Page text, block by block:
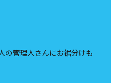
の管理人さんにお裾分けも